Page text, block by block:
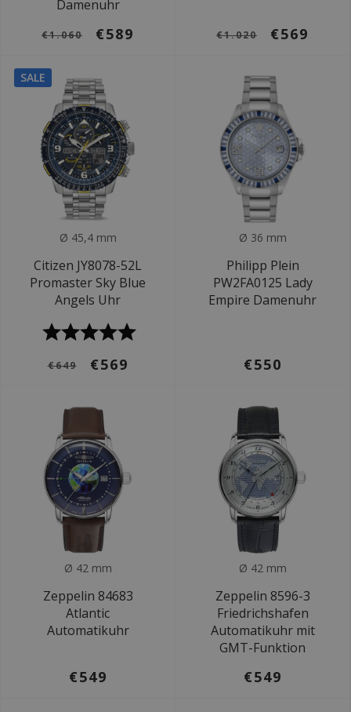
Damenuhr
€1.060 €589 €1.020 €569
SALE
Ø 45,4 mm
Citizen JY8078-52L
Promaster Sky Blue
Angels Uhr
€649 €569
Ø 36 mm
Philipp Plein
PW2FA0125 Lady
Empire Damenuhr
€550
Ø 42 mm
Zeppelin 84683
Atlantic
Automatikuhr
€549
Ø 42 mm
Zeppelin 8596-3
Friedrichshafen
Automatikuhr mit
GMT-Funktion
€549